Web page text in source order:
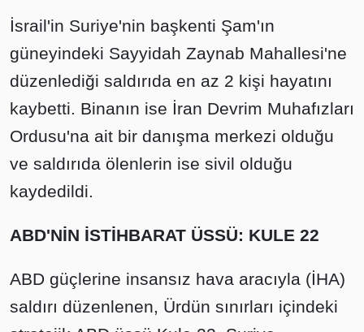
İsrail'in Suriye'nin başkenti Şam'ın
güneyindeki Sayyidah Zaynab Mahallesi'ne
düzenlediği saldırıda en az 2 kişi hayatını
kaybetti. Binanın ise İran Devrim Muhafızları
Ordusu'na ait bir danışma merkezi olduğu
ve saldırıda ölenlerin ise sivil olduğu
kaydedildi.
ABD'NİN İSTİHBARAT ÜSSÜ: KULE 22
ABD güçlerine insansız hava aracıyla (İHA)
saldırı düzenlenen, Ürdün sınırları içindeki